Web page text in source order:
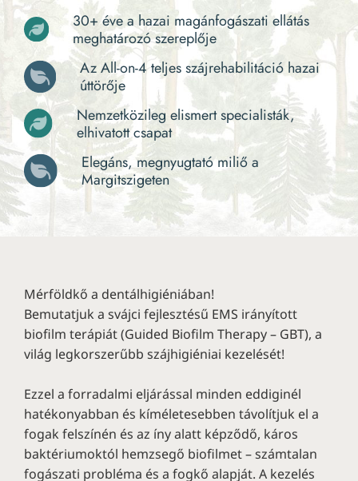
30+ éve a hazai magánfogászati ellátás
meghatározó szereplője
Az All-on-4 teljes szájrehabilitáció hazai
úttörője
Nemzetközileg elismert specialisták,
elhivatott csapat
Elegáns, megnyugtató miliő a
Margitszigeten
Mérföldkő a dentálhigiéniában!
Bemutatjuk a svájci fejlesztésű EMS irányított
biofilm terápiát (Guided Biofilm Therapy – GBT), a
világ legkorszerűbb szájhigiéniai kezelését!
Ezzel a forradalmi eljárással minden eddiginél
hatékonyabban és kíméletesebben távolítjuk el a
fogak felszínén és az íny alatt képződő, káros
baktériumoktól hemzsegő biofilmet – számtalan
fogászati probléma és a fogkő alapját. A kezelés